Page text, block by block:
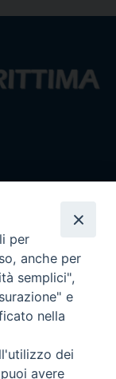
per
anche per
semplici",
e
nella
dei
avere